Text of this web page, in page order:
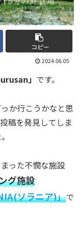
コピー
2024.06.05
」 です。
か行こうかなと思
稿を発見してしま
った不憫な施設
グ施設
ソラニア)」で